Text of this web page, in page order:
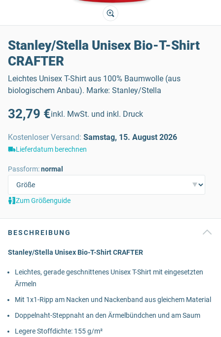
Stanley/Stella Unisex Bio-T-Shirt
CRAFTER
Leichtes Unisex T-Shirt aus 100% Baumwolle (aus
biologischem Anbau). Marke: Stanley/Stella
32,79 €inkl. MwSt. und inkl. Druck
Kostenloser Versand: Samstag, 15. August 2026
Lieferdatum berechnen
Passform:normal
Zum Größenguide
BESCHREIBUNG
Stanley/Stella Unisex Bio-T-Shirt CRAFTER
Leichtes, gerade geschnittenes Unisex T-Shirt mit eingesetzten
Ärmeln
Mit 1x1-Ripp am Nacken und Nackenband aus gleichem Material
Doppelnaht-Steppnaht an den Ärmelbündchen und am Saum
Legere Stoffdichte: 155 g/m²